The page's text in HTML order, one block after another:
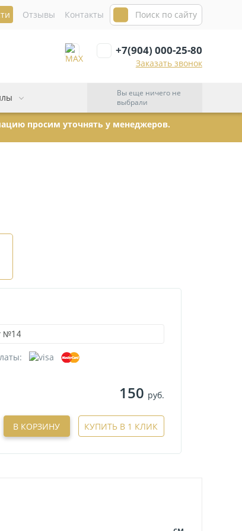
Отзывы Контакты
+7(904) 000-25-80
Заказать звонок
Вы еще ничего не
выбрали
просим уточнять у менеджеров.
№14
150 руб.
В КОРЗИНУ КУПИТЬ В 1 КЛИК